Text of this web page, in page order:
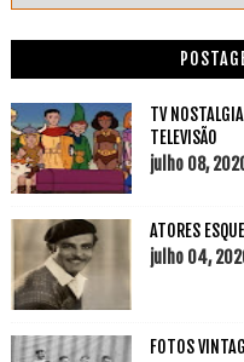
TV
TELEVISÃO
julho 08,
ATORES
julho 04,
FOTOS